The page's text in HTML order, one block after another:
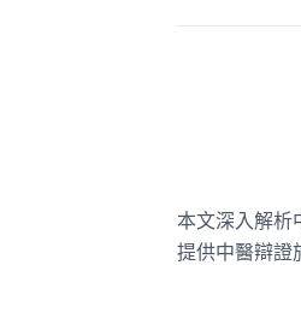
本文深入解析
提供中醫辯證